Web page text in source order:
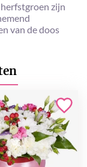
zijn
van de doos